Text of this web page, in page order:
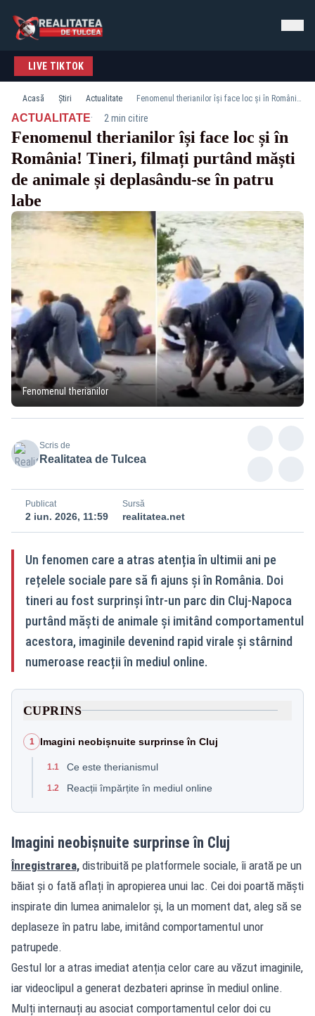
LIVE TIKTOK
Acasă Știri Actualitate Fenomenul therianilor își face loc și în România! Tineri, filmați purtând măști de animale și deplasându-se în patru labe
ACTUALITATE· 2 min citire
Fenomenul therianilor își face loc și în
România! Tineri, filmați purtând măști
de animale și deplasându-se în patru
labe
Fenomenul therianilor
Scris de
Realitatea de Tulcea
Publicat
2 iun. 2026, 11:59
Sursă
realitatea.net
Un fenomen care a atras atenția în ultimii ani pe
rețelele sociale pare să fi ajuns și în România. Doi
tineri au fost surprinși într-un parc din Cluj-Napoca
purtând măști de animale și imitând comportamentul
acestora, imaginile devenind rapid virale și stârnind
numeroase reacții în mediul online.
CUPRINS
1 Imagini neobișnuite surprinse în Cluj
1.1 Ce este therianismul
1.2 Reacții împărțite în mediul online
Imagini neobișnuite surprinse în Cluj
Înregistrarea, distribuită pe platformele sociale, îi arată pe un
băiat și o fată aflați în apropierea unui lac. Cei doi poartă măști
inspirate din lumea animalelor și, la un moment dat, aleg să se
deplaseze în patru labe, imitând comportamentul unor
patrupede.
Gestul lor a atras imediat atenția celor care au văzut imaginile,
iar videoclipul a generat dezbateri aprinse în mediul online.
Mulți internauți au asociat comportamentul celor doi cu